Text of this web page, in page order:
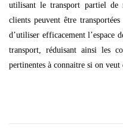
utilisant le transport partiel de
clients peuvent être
d’utiliser efficacement l’espace
transport, réduisant ainsi les
pertinentes à connaitre si on